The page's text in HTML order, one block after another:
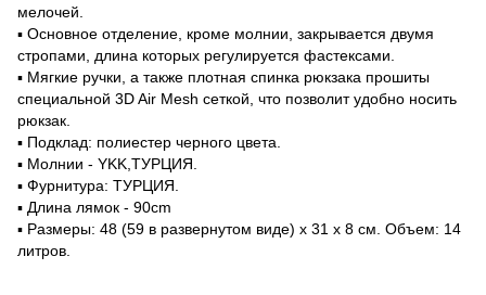
мелочей.
▪️ Основное отделение, кроме молнии, закрывается двумя
стропами, длина которых регулируется фастексами.
▪️ Мягкие ручки, а также плотная спинка рюкзака прошиты
специальной 3D Air Mesh сеткой, что позволит удобно носить
рюкзак.
▪️ Подклад: полиестер черного цвета.
▪️ Молнии - YKK,ТУРЦИЯ.
▪️ Фурнитура: ТУРЦИЯ.
▪️ Длина лямок - 90сm
▪️ Размеры: 48 (59 в развернутом виде) х 31 х 8 см. Объем: 14
литров.